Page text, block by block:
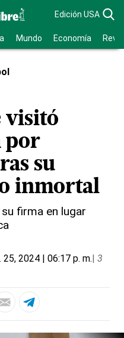
Edición USA
Mundo Economía
visitó
por
su
inmortal
firma en lugar
25, 2024 | 06:17 p. m.| 3